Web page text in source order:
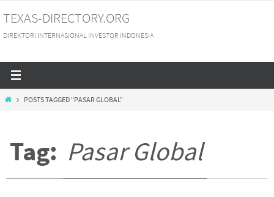
to
content
TEXAS-DIRECTORY.ORG
DIREKTORI INTERNASIONAL INVESTOR INDONESIA
HOMEPOSTS TAGGED "PASAR GLOBAL"
Tag: Pasar Global